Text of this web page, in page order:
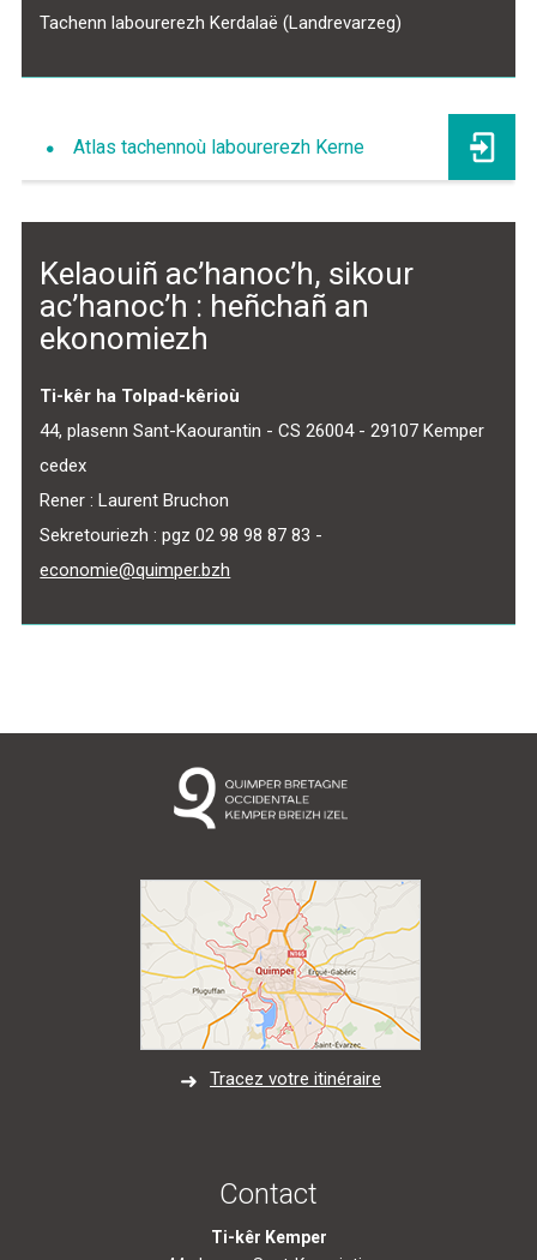
Tachenn labourerezh Kerdalaë (Landrevarzeg)
Atlas tachennoù labourerezh Kerne
Kelaouiñ ac’hanoc’h, sikour
ac’hanoc’h : heñchañ an
ekonomiezh
Ti-kêr ha Tolpad-kêrioù
44, plasenn Sant-Kaourantin - CS 26004 - 29107 Kemper
cedex
Rener : Laurent Bruchon
Sekretouriezh : pgz 02 98 98 87 83 -
economie@quimper.bzh
Tracez votre itinéraire
Contact
Ti-kêr Kemper